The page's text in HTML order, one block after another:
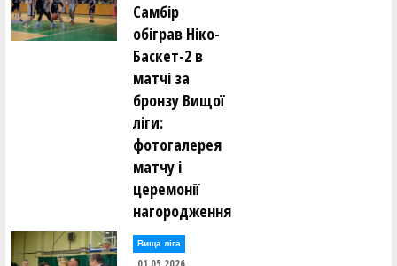
Самбір
обіграв Ніко-
Баскет-2 в
матчі за
бронзу Вищої
ліги:
фотогалерея
матчу і
церемонії
нагородження
Вища лiга